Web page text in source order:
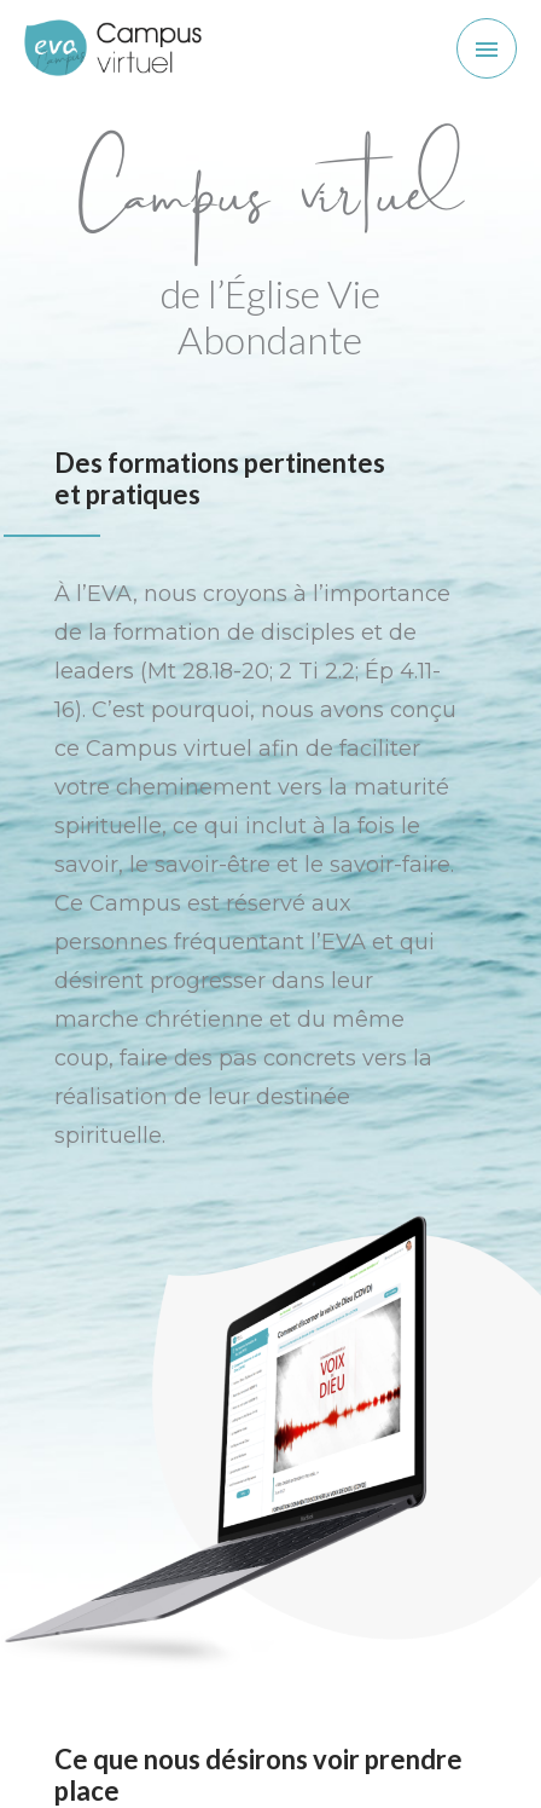
contenu
Campus virtuel
de l’Église Vie
Abondante
Des formations pertinentes
et pratiques
À l’EVA, nous croyons à l’importance
de la formation de disciples et de
leaders (Mt 28.18-20; 2 Ti 2.2; Ép 4.11-
16). C’est pourquoi, nous avons conçu
ce Campus virtuel afin de faciliter
votre cheminement vers la maturité
spirituelle, ce qui inclut à la fois le
savoir, le savoir-être et le savoir-faire.
Ce Campus est réservé aux
personnes fréquentant l’EVA et qui
désirent progresser dans leur
marche chrétienne et du même
coup, faire des pas concrets vers la
réalisation de leur destinée
spirituelle.
Ce que nous désirons voir prendre
place